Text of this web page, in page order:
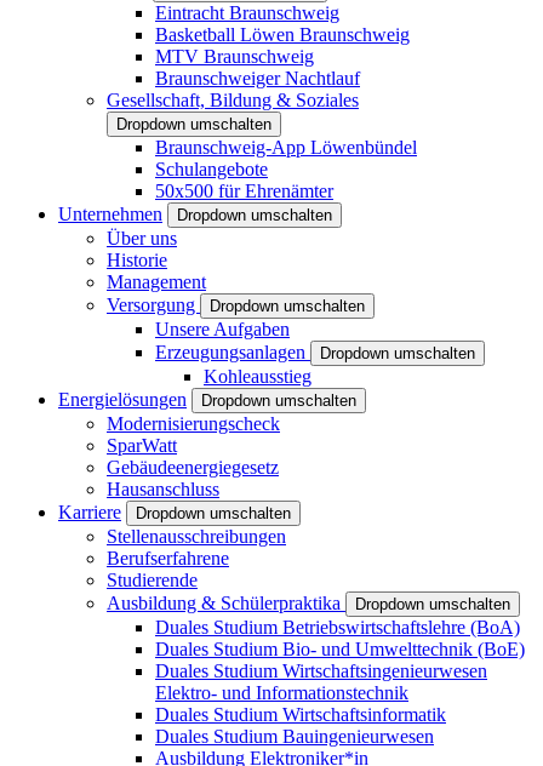
Eintracht Braunschweig
Basketball Löwen Braunschweig
MTV Braunschweig
Braunschweiger Nachtlauf
Gesellschaft, Bildung & Soziales
Dropdown umschalten
Braunschweig-App Löwenbündel
Schulangebote
50x500 für Ehrenämter
Unternehmen
Dropdown umschalten
Über uns
Historie
Management
Versorgung
Dropdown umschalten
Unsere Aufgaben
Erzeugungsanlagen
Dropdown umschalten
Kohleausstieg
Energielösungen
Dropdown umschalten
Modernisierungscheck
SparWatt
Gebäudeenergiegesetz
Hausanschluss
Karriere
Dropdown umschalten
Stellenausschreibungen
Berufserfahrene
Studierende
Ausbildung & Schülerpraktika
Dropdown umschalten
Duales Studium Betriebswirtschaftslehre (BoA)
Duales Studium Bio- und Umwelttechnik (BoE)
Duales Studium Wirtschaftsingenieurwesen
Elektro- und Informationstechnik
Duales Studium Wirtschaftsinformatik
Duales Studium Bauingenieurwesen
Ausbildung Elektroniker*in